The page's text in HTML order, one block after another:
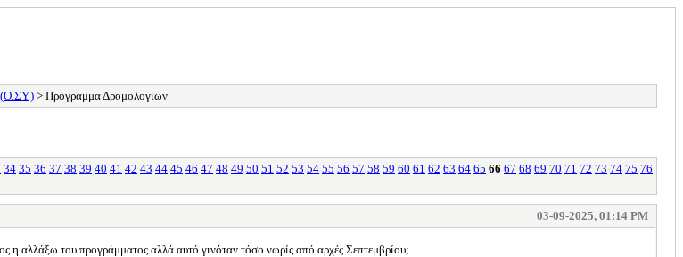
(Ο.ΣΥ.)> Πρόγραμμα Δρομολογίων
34 35 36 37 38 39 40 41 42 43 44 45 46 47 48 49 50 51 52 53 54 55 56 57 58 59 60 61 62 63 64 65 66 67 68 69 70 71 72 73 74 75 76
03-09-2025, 01:14 PM
η αλλάξω του προγράμματος αλλά αυτό γινόταν τόσο νωρίς από αρχές Σεπτεμβρίου;